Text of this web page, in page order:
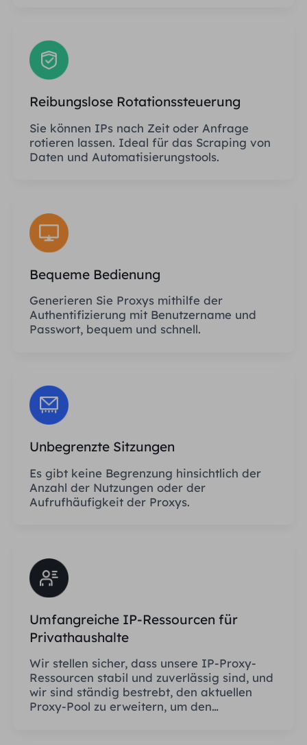
Reibungslose Rotationssteuerung
Sie können IPs nach Zeit oder Anfrage
rotieren lassen. Ideal für das Scraping von
Daten und Automatisierungstools.
Bequeme Bedienung
Generieren Sie Proxys mithilfe der
Authentifizierung mit Benutzername und
Passwort, bequem und schnell.
Unbegrenzte Sitzungen
Es gibt keine Begrenzung hinsichtlich der
Anzahl der Nutzungen oder der
Aufrufhäufigkeit der Proxys.
Umfangreiche IP-Ressourcen für
Privathaushalte
Wir stellen sicher, dass unsere IP-Proxy-
Ressourcen stabil und zuverlässig sind, und
wir sind ständig bestrebt, den aktuellen
Proxy-Pool zu erweitern, um den